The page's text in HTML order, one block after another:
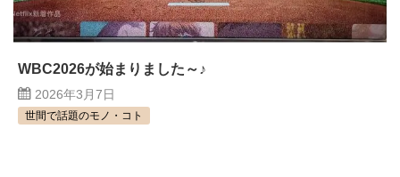
WBC2026が始まりました～♪
2026年3月7日
世間で話題のモノ・コト